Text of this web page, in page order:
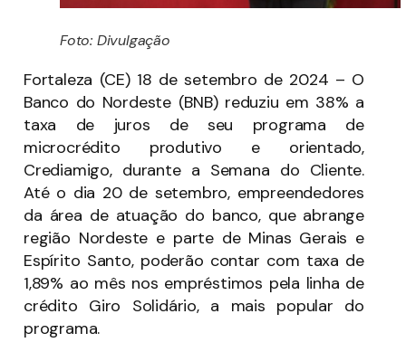
Foto: Divulgação
Fortaleza (CE) 18 de setembro de 2024 – O
Banco do Nordeste (BNB) reduziu em 38% a
taxa de juros de seu programa de
microcrédito produtivo e orientado,
Crediamigo, durante a Semana do Cliente.
Até o dia 20 de setembro, empreendedores
da área de atuação do banco, que abrange
região Nordeste e parte de Minas Gerais e
Espírito Santo, poderão contar com taxa de
1,89% ao mês nos empréstimos pela linha de
crédito Giro Solidário, a mais popular do
programa.